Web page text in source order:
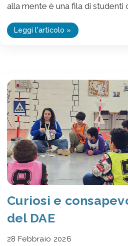
alla mente è una fila di studenti
Leggi l'articolo »
Curiosi e
del DAE
28 Febbraio 2026